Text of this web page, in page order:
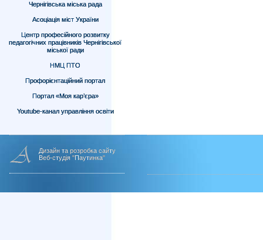
Чернігівська міська рада
Асоціація міст України
Центр професійного розвитку
педагогічних працівників Чернігівської
міської ради
НМЦ ПТО
Профорієнтаційний портал
Портал «Моя кар’єра»
Youtube-канал управління освіти
Дизайн та розробка сайту
Веб-студія "Паутинка"